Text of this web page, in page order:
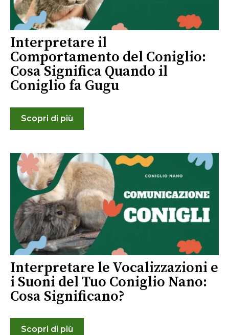
Interpretare il
Comportamento del Coniglio:
Cosa Significa Quando il
Coniglio fa Gugu
Scopri di più
Interpretare le Vocalizzazioni e
i Suoni del Tuo Coniglio Nano:
Cosa Significano?
Scopri di più